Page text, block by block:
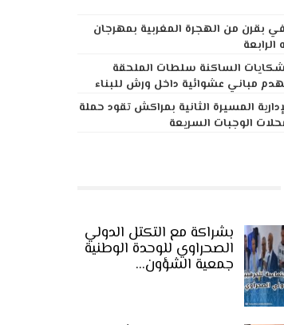
بقرن من الهجرة المغربية بمهرجان
الساكنة سلطات الملحقة
تهدم مباني عشوائية داخل ورش للبناء
المسيرة الثانية بمراكش تقود حملة
الوجبات السريعة
بشراكة مع التكتل الدولي
الصحراوي للوحدة الوطنية
جمعية الشؤون…